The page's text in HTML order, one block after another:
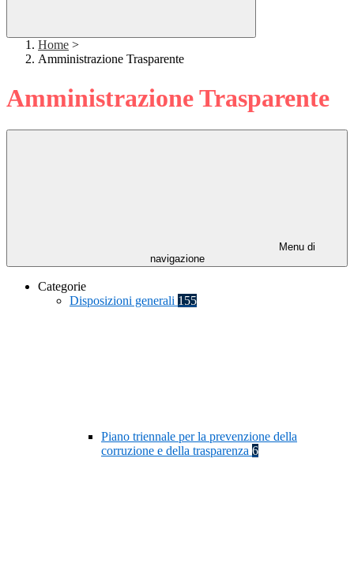
Home >
Amministrazione Trasparente
Amministrazione Trasparente
Menu di
navigazione
Categorie
Disposizioni generali 155
Piano triennale per la prevenzione della
corruzione e della trasparenza 6